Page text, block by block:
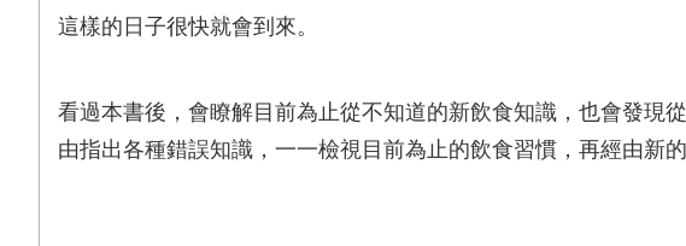
這樣的日子很快就會到來。
看過本書後，會瞭解目前為止從不知道的新飲食知識，也會發現
由指出各種錯誤知識，一一檢視目前為止的飲食習慣，再經由新